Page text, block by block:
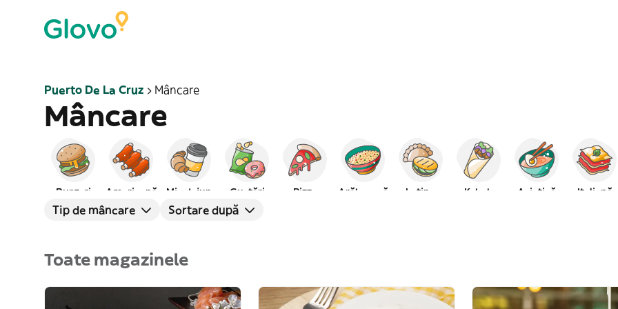
Puerto De La Cruz Mâncare
Mâncare
Burgeri Americană Mic dejun Gustări Pizza Arăbească Latino Kebab Asiatică Italiană
Tip de mâncare Sortare după
Toate magazinele